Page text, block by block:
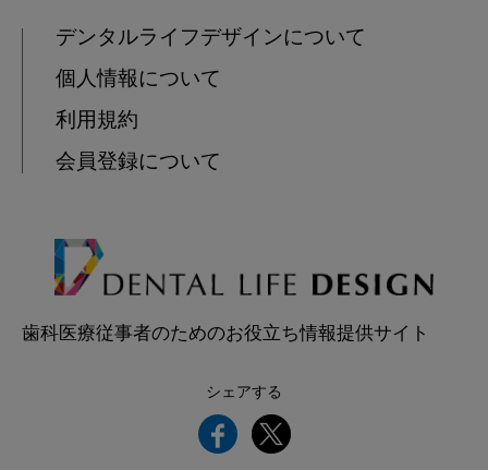
デンタルライフデザインについて
個人情報について
利用規約
会員登録について
歯科医療従事者のためのお役立ち情報提供サイト
シェアする